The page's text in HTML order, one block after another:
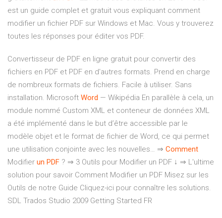
est un guide complet et gratuit vous expliquant comment
modifier un fichier PDF sur Windows et Mac. Vous y trouverez
toutes les réponses pour éditer vos PDF.
Convertisseur de PDF en ligne gratuit pour convertir des
fichiers en PDF et PDF en d'autres formats. Prend en charge
de nombreux formats de fichiers. Facile à utiliser. Sans
installation. Microsoft Word — Wikipédia En parallèle à cela, un
module nommé Custom XML et conteneur de données XML
a été implémenté dans le but d’être accessible par le
modèle objet et le format de fichier de Word, ce qui permet
une utilisation conjointe avec les nouvelles… ⇒ Comment
Modifier un PDF ? ⇒ 3 Outils pour Modifier un PDF ↓ ⇒ L'ultime
solution pour savoir Comment Modifier un PDF Misez sur les
Outils de notre Guide Cliquez-ici pour connaître les solutions.
SDL Trados Studio 2009 Getting Started FR